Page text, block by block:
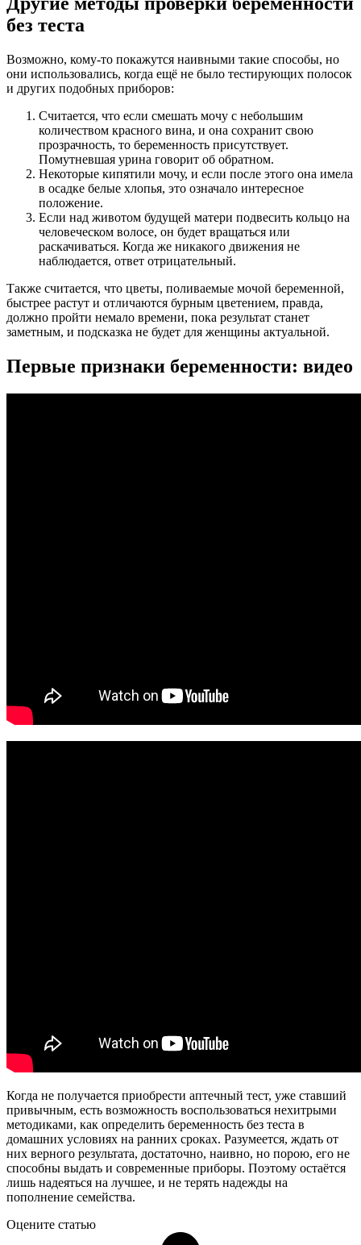
без теста
Возможно, кому-то покажутся наивными такие способы, но
они использовались, когда ещё не было тестирующих полосок
и других подобных приборов:
Считается, что если смешать мочу с небольшим
количеством красного вина, и она сохранит свою
прозрачность, то беременность присутствует.
Помутневшая урина говорит об обратном.
Некоторые кипятили мочу, и если после этого она имела
в осадке белые хлопья, это означало интересное
положение.
Если над животом будущей матери подвесить кольцо на
человеческом волосе, он будет вращаться или
раскачиваться. Когда же никакого движения не
наблюдается, ответ отрицательный.
Также считается, что цветы, поливаемые мочой беременной,
быстрее растут и отличаются бурным цветением, правда,
должно пройти немало времени, пока результат станет
заметным, и подсказка не будет для женщины актуальной.
Первые признаки беременности: видео
Когда не получается приобрести аптечный тест, уже ставший
привычным, есть возможность воспользоваться нехитрыми
методиками, как определить беременность без теста в
домашних условиях на ранних сроках. Разумеется, ждать от
них верного результата, достаточно, наивно, но порою, его не
способны выдать и современные приборы. Поэтому остаётся
лишь надеяться на лучшее, и не терять надежды на
пополнение семейства.
Оцените статью